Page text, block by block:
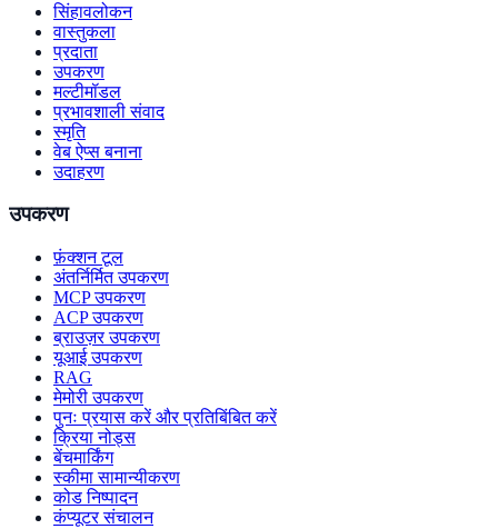
सिंहावलोकन
वास्तुकला
प्रदाता
उपकरण
मल्टीमॉडल
प्रभावशाली संवाद
स्मृति
वेब ऐप्स बनाना
उदाहरण
उपकरण
फ़ंक्शन टूल
अंतर्निर्मित उपकरण
MCP उपकरण
ACP उपकरण
ब्राउज़र उपकरण
यूआई उपकरण
RAG
मेमोरी उपकरण
पुनः प्रयास करें और प्रतिबिंबित करें
क्रिया नोड्स
बेंचमार्किंग
स्कीमा सामान्यीकरण
कोड निष्पादन
कंप्यूटर संचालन